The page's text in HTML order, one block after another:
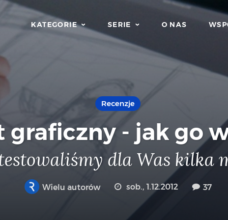
KATEGORIE SERIE O NAS
Recenzje
graficzny - jak go
dla Was kilka
Wielu autorów sob., 1.12.2012 37